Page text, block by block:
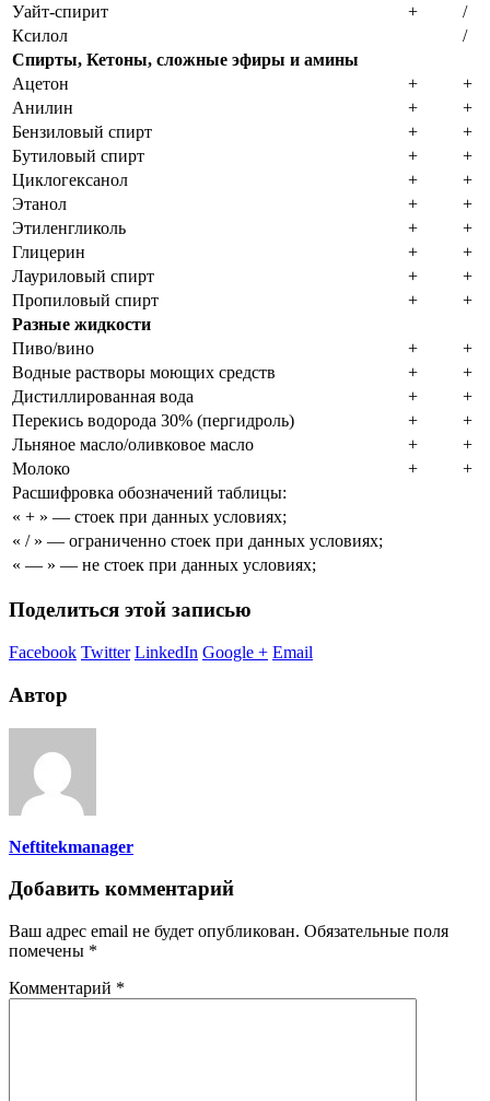
Уайт-спирит
+
/
Ксилол
/
Спирты, Кетоны, сложные эфиры и амины
Ацетон
+
+
Анилин
+
+
Бензиловый спирт
+
+
Бутиловый спирт
+
+
Циклогексанол
+
+
Этанол
+
+
Этиленгликоль
+
+
Глицерин
+
+
Лауриловый спирт
+
+
Пропиловый спирт
+
+
Разные жидкости
Пиво/вино
+
+
Водные растворы моющих средств
+
+
Дистиллированная вода
+
+
Перекись водорода 30% (пергидроль)
+
+
Льняное масло/оливковое масло
+
+
Молоко
+
+
Расшифровка обозначений таблицы:
« + » — стоек при данных условиях;
« / » — ограниченно стоек при данных условиях;
« — » — не стоек при данных условиях;
Поделиться этой записью
Facebook Twitter LinkedIn Google + Email
Автор
Neftitekmanager
Добавить комментарий
Ваш адрес email не будет опубликован. Обязательные поля
помечены *
Комментарий *